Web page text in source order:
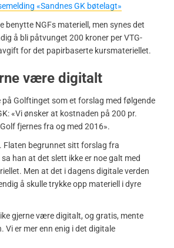
«Sandnes GK bøtelagt»
benytte NGFs materiell, men synes det
å bli påtvunget 200 kroner per VTG-
for det papirbaserte kursmateriellet.
være digitalt
på Golftinget som et forslag med følgende
«Vi ønsker at kostnaden på 200 pr.
fjernes fra og med 2016».
Flaten begrunnet sitt forslag fra
han at det slett ikke er noe galt med
Men at det i dagens digitale verden
å skulle trykke opp materiell i dyre
gjerne være digitalt, og gratis, mente
Vi er mer enn enig i det digitale